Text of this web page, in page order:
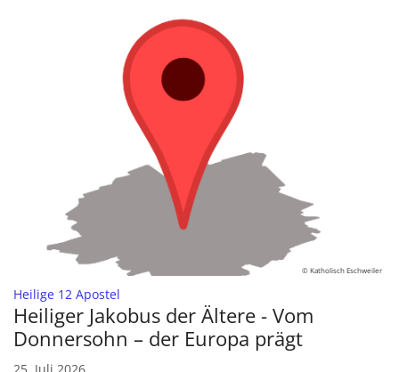
© Katholisch Eschweiler
Heilige 12 Apostel
Heiliger Jakobus der Ältere - Vom
Donnersohn – der Europa prägt